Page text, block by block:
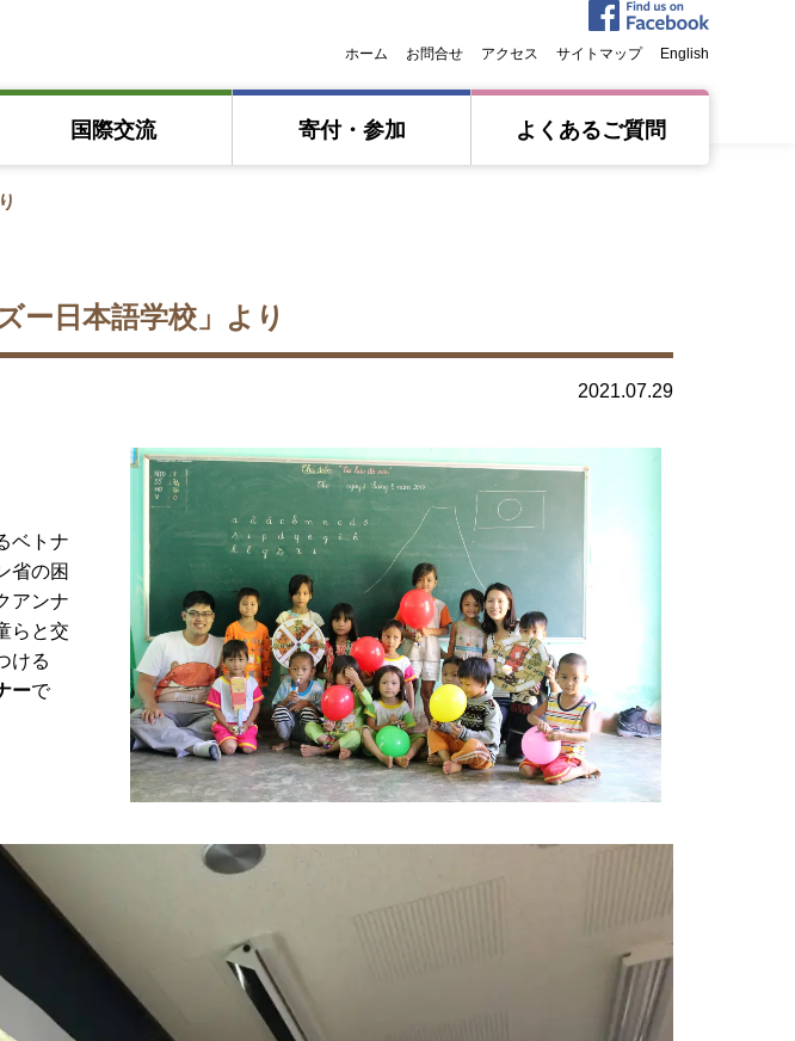
ホーム お問合せ アクセス サイトマップ English
国際交流 寄付・参加 よくあるご質問
ー日本語学校」より
2021.07.29
ベトナ
省の困
アンナ
らと交
ける
ーで